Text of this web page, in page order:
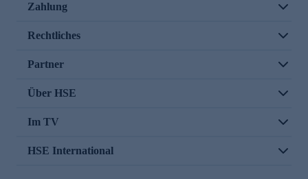
Zahlung
Rechtliches
Partner
Über HSE
Im TV
HSE International